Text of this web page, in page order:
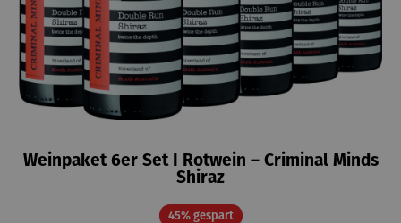
Weinpaket 6er Set I Rotwein – Criminal Minds
Shiraz
45% gespartRabatt